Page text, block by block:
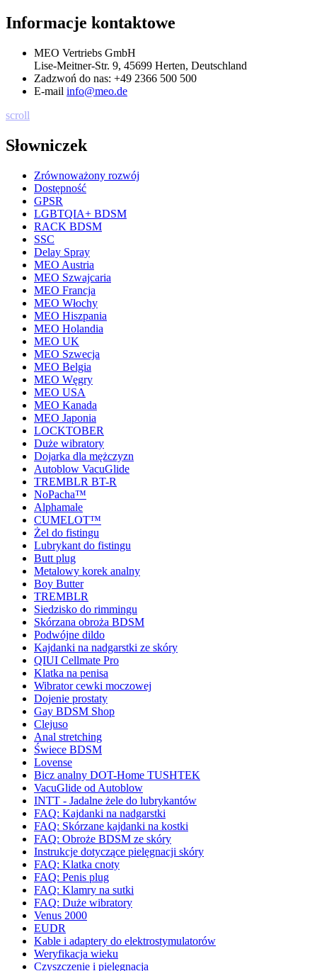
Informacje kontaktowe
MEO Vertriebs GmbH
Lise-Meitner-Str. 9, 45699 Herten, Deutschland
Zadzwoń do nas: +49 2366 500 500
E-mail info@meo.de
scroll
Słowniczek
Zrównoważony rozwój
Dostępność
GPSR
LGBTQIA+ BDSM
RACK BDSM
SSC
Delay Spray
MEO Austria
MEO Szwajcaria
MEO Francja
MEO Włochy
MEO Hiszpania
MEO Holandia
MEO UK
MEO Szwecja
MEO Belgia
MEO Węgry
MEO USA
MEO Kanada
MEO Japonia
LOCKTOBER
Duże wibratory
Dojarka dla mężczyzn
Autoblow VacuGlide
TREMBLR BT-R
NoPacha™
Alphamale
CUMELOT™
Żel do fistingu
Lubrykant do fistingu
Butt plug
Metalowy korek analny
Boy Butter
TREMBLR
Siedzisko do rimmingu
Skórzana obroża BDSM
Podwójne dildo
Kajdanki na nadgarstki ze skóry
QIUI Cellmate Pro
Klatka na penisa
Wibrator cewki moczowej
Dojenie prostaty
Gay BDSM Shop
Clejuso
Anal stretching
Świece BDSM
Lovense
Bicz analny DOT-Home TUSHTEK
VacuGlide od Autoblow
INTT - Jadalne żele do lubrykantów
FAQ: Kajdanki na nadgarstki
FAQ: Skórzane kajdanki na kostki
FAQ: Obroże BDSM ze skóry
Instrukcje dotyczące pielęgnacji skóry
FAQ: Klatka cnoty
FAQ: Penis plug
FAQ: Klamry na sutki
FAQ: Duże wibratory
Venus 2000
EUDR
Kable i adaptery do elektrostymulatorów
Weryfikacja wieku
Czyszczenie i pielęgnacja